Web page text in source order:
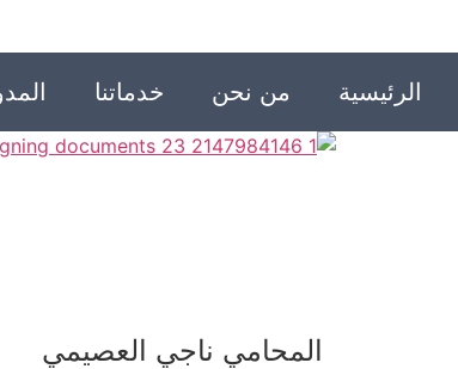
الرئيسية من نحن خدماتنا
المحامي ناجي العصيمي